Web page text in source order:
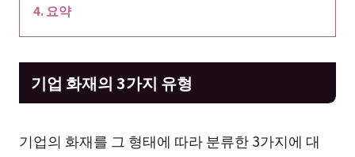
요약
기업 화재의 3가지 유형
기업의 화재를 그 형태에 따라 분류한 3가지에 대